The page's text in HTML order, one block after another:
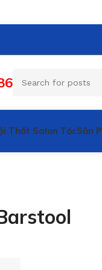
Thất Salon TócSản